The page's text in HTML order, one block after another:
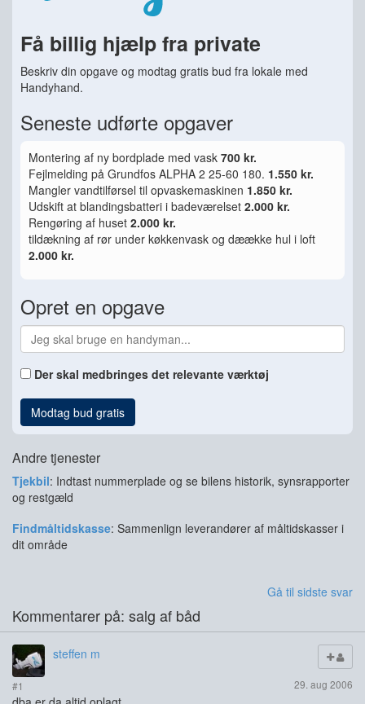
Få billig hjælp fra private
Beskriv din opgave og modtag gratis bud fra lokale med
Handyhand.
Seneste udførte opgaver
Montering af ny bordplade med vask 700 kr.
Fejlmelding på Grundfos ALPHA 2 25-60 180. 1.550 kr.
Mangler vandtilførsel til opvaskemaskinen 1.850 kr.
Udskift at blandingsbatteri i badeværelset 2.000 kr.
Rengøring af huset 2.000 kr.
tildækning af rør under køkkenvask og dæække hul i loft
2.000 kr.
Opret en opgave
Der skal medbringes det relevante værktøj
Modtag bud gratis
Andre tjenester
Tjekbil: Indtast nummerplade og se bilens historik, synsrapporter
og restgæld
Findmåltidskasse: Sammenlign leverandører af måltidskasser i
dit område
Gå til sidste svar
Kommentarer på: salg af båd
steffen m
#1 29. aug 2006